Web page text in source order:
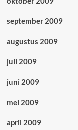
september 2009
augustus 2009
juli 2009
juni 2009
mei 2009
april 2009